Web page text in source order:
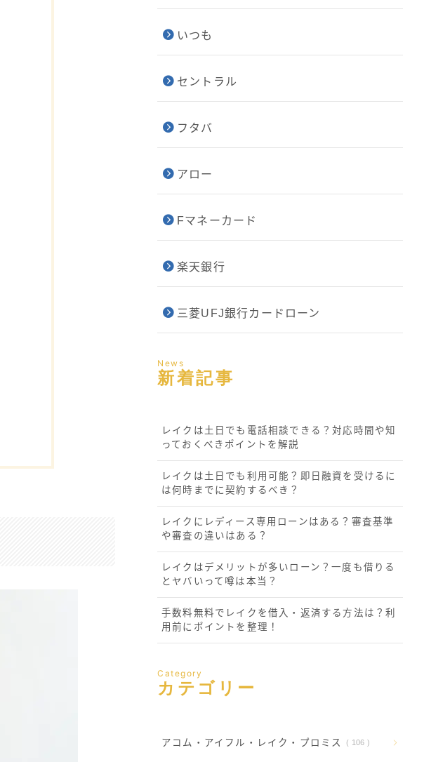
いつも
セントラル
フタバ
アロー
Fマネーカード
楽天銀行
三菱UFJ銀行カードローン
News
新着記事
レイクは土日でも電話相談できる？対応時間や知
っておくべきポイントを解説
レイクは土日でも利用可能？即日融資を受けるに
は何時までに契約するべき？
レイクにレディース専用ローンはある？審査基準
や審査の違いはある？
レイクはデメリットが多いローン？一度も借りる
とヤバいって噂は本当？
手数料無料でレイクを借入・返済する方法は？利
用前にポイントを整理！
Category
カテゴリー
アコム・アイフル・レイク・プロミス 106